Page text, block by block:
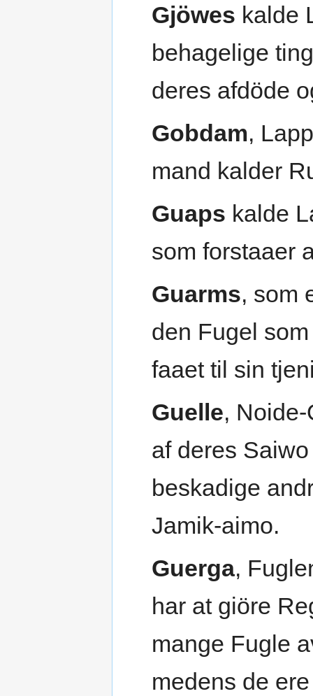
Gjöwes kalde
behagelige
deres afdöde
Gobdam,
mand kalder
Guaps kalde
som forstaaer
Guarms, som
den Fugel
faaet til sin
Guelle,
af deres
beskadige
Jamik-aimo.
Guerga,
har at giöre
mange Fugle
medens de